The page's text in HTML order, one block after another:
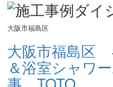
大阪市福島区
大阪市福島区
＆浴室シャワ